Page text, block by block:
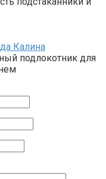
Калина
подлокотник для